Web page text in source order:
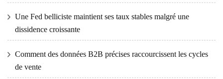
Une Fed belliciste maintient ses taux stables malgré une
dissidence croissante
Comment des données B2B précises raccourcissent les cycles
de vente